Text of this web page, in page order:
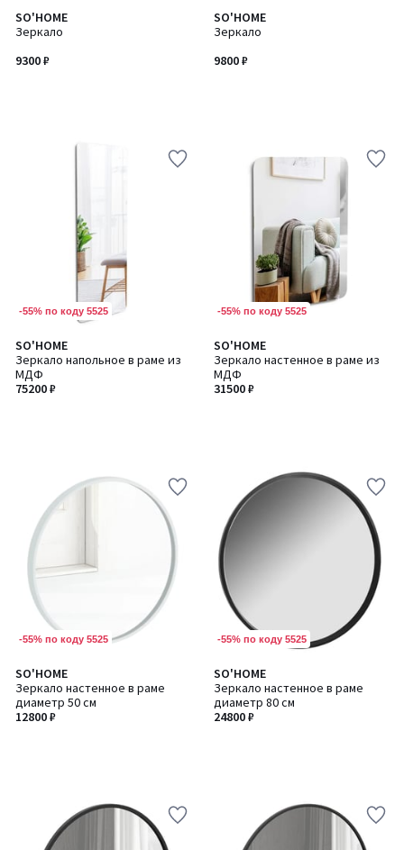
SO'HOME
Зеркало
9300 ₽
SO'HOME
Зеркало
9800 ₽
-55% по коду 5525
SO'HOME
Зеркало напольное в раме из
МДФ
75200 ₽
-55% по коду 5525
SO'HOME
Зеркало настенное в раме из
МДФ
31500 ₽
-55% по коду 5525
SO'HOME
Зеркало настенное в раме
диаметр 50 см
12800 ₽
-55% по коду 5525
SO'HOME
Зеркало настенное в раме
диаметр 80 см
24800 ₽